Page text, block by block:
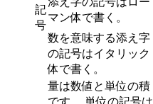
記
号マン体で書く。
数を意味する添え字
の記号はイタリック
体で書く。
量は数値と単位の積